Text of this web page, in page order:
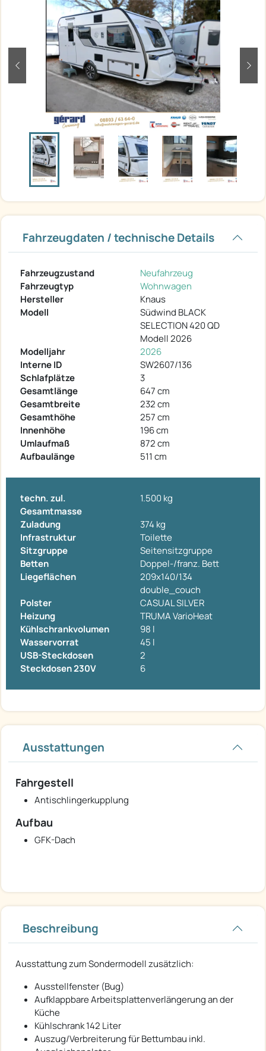
zurück
Fahrzeugdaten / technische Details
Fahrzeugzustand
Neufahrzeug
Fahrzeugtyp
Wohnwagen
Hersteller
Knaus
Modell
Südwind BLACK
SELECTION 420 QD
Modell 2026
Modelljahr
2026
Interne ID
SW2607/136
Schlafplätze
3
Gesamtlänge
647 cm
Gesamtbreite
232 cm
Gesamthöhe
257 cm
Innenhöhe
196 cm
Umlaufmaß
872 cm
Aufbaulänge
511 cm
techn. zul.
Gesamtmasse
1.500 kg
Zuladung
374 kg
Infrastruktur
Toilette
Sitzgruppe
Seitensitzgruppe
Betten
Doppel-/franz. Bett
Liegeflächen
209x140/134
double_couch
Polster
CASUAL SILVER
Heizung
TRUMA VarioHeat
Kühlschrankvolumen
98 l
Wasservorrat
45 l
USB-Steckdosen
2
Steckdosen 230V
6
Ausstattungen
Fahrgestell
Antischlingerkupplung
Aufbau
GFK-Dach
Beschreibung
Ausstattung zum Sondermodell zusätzlich:
Ausstellfenster (Bug)
Aufklappbare Arbeitsplattenverlängerung an der
Küche
Kühlschrank 142 Liter
Auszug/Verbreiterung für Bettumbau inkl.